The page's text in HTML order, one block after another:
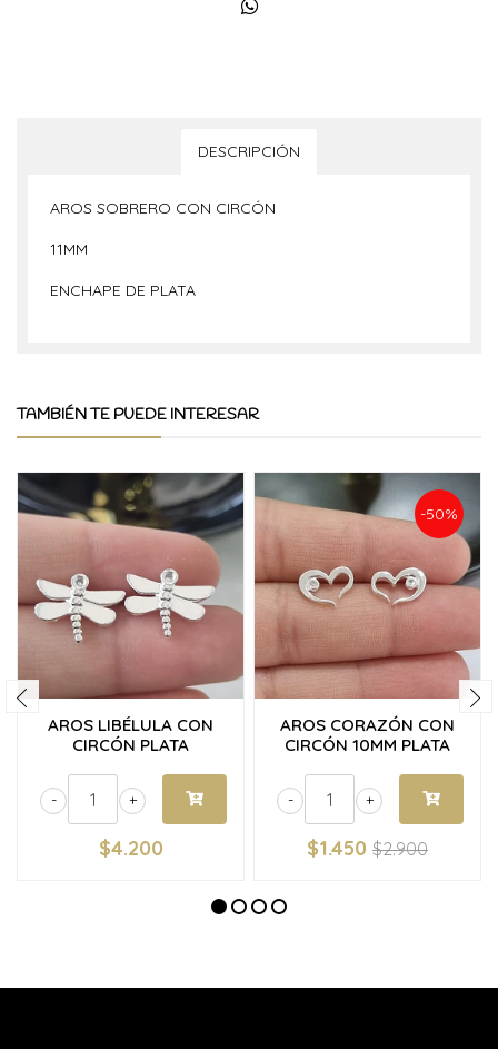
DESCRIPCIÓN
AROS SOBRERO CON CIRCÓN
11MM
ENCHAPE DE PLATA
TAMBIÉN TE PUEDE INTERESAR
AROS LIBÉLULA CON
CIRCÓN PLATA
+
-
$4.200
-50%
AROS CORAZÓN CON
CIRCÓN 10MM PLATA
+
-
$1.450 $2.900